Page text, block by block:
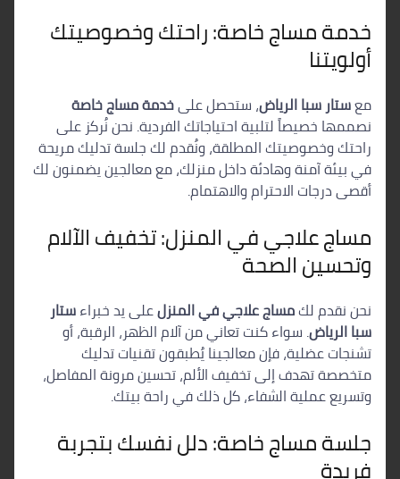
خدمة مساج خاصة: راحتك وخصوصيتك
أولويتنا
معستار سبا الرياض، ستحصل علىخدمة مساج خاصة
نصممها خصيصاً لتلبية احتياجاتك الفردية. نحن نُركز على
راحتك وخصوصيتك المطلقة، ونُقدم لك جلسة تدليك مريحة
في بيئة آمنة وهادئة داخل منزلك، مع معالجين يضمنون لك
أقصى درجات الاحترام والاهتمام.
مساج علاجي في المنزل: تخفيف الآلام
وتحسين الصحة
نحن نقدم لكمساج علاجي في المنزلعلى يد خبراءستار
سبا الرياض. سواء كنت تعاني من آلام الظهر، الرقبة، أو
تشنجات عضلية، فإن معالجينا يُطبقون تقنيات تدليك
متخصصة تهدف إلى تخفيف الألم، تحسين مرونة المفاصل،
وتسريع عملية الشفاء، كل ذلك في راحة بيتك.
جلسة مساج خاصة: دلل نفسك بتجربة
فريدة